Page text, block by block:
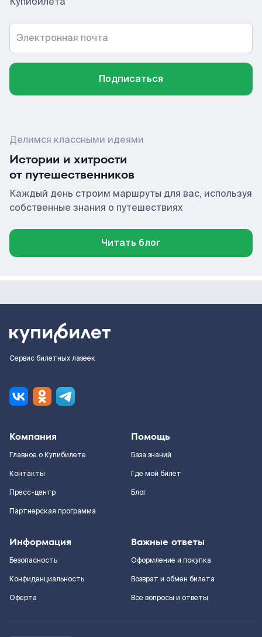
Электронная почта
Подписаться
Делимся классными идеями
Истории и хитрости
от путешественников
Каждый день строим маршруты для вас, используя
собственные знания о путешествиях
Читать блог
Сервис билетных лазеек
Компания
Главное о Купибилете
Контакты
Пресс-центр
Партнерская программа
Помощь
База знаний
Где мой билет
Блог
Информация
Безопасность
Конфиденциальность
Оферта
Важные ответы
Оформление и покупка
Возврат и обмен билета
Все вопросы и ответы